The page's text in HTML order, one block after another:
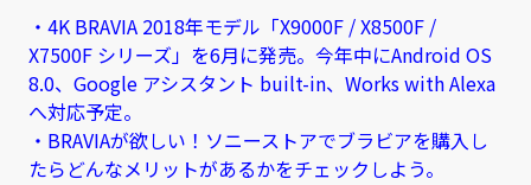
・4K BRAVIA 2018年モデル「X9000F / X8500F /
X7500F シリーズ」を6月に発売。今年中にAndroid OS
8.0、Google アシスタント built-in、Works with Alexa
へ対応予定。
・BRAVIAが欲しい！ソニーストアでブラビアを購入し
たらどんなメリットがあるかをチェックしよう。